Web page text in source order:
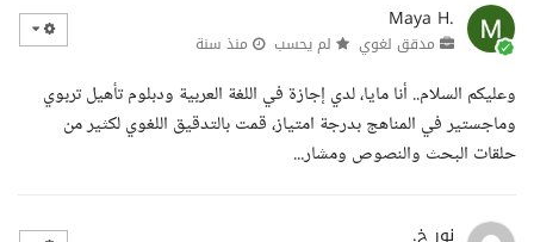
Maya H.
مدقق لغوي لم يحسب منذ سنة
وعليكم السلام.. أنا مايا، لدي إجازة في اللغة العربية ودبلوم تأهيل تربوي
وماجستير في المناهج بدرجة امتياز، قمت بالتدقيق اللغوي لكثير من
حلقات البحث والنصوص ومشار...
نور خ.